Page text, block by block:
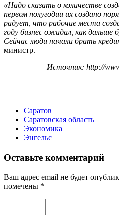
«Надо сказать о количестве
первом полугодии их создано
радует, что рабочие места
году бизнес ожидал, как дальше
Сейчас люди начали брать
министр.
Источник: http://
Саратов
Саратовская область
Экономика
Энгельс
Оставьте комментарий
Ваш адрес email не будет
помечены *